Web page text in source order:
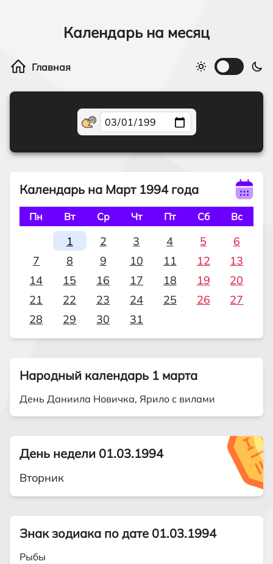
Календарь на месяц
Календарь на Март 1994 года
Пн Вт Ср Чт Пт Сб Вс
1 2 3 4 5
6
7
8 9 10 11 12
13
14
15 16 17 18 19
20
21
22 23 24 25 26
27
28
29 30 31
Народный календарь 1 марта
День Даниила Новичка, Ярило с вилами
День недели 01.03.1994
Вторник
Знак зодиака по дате 01.03.1994
Рыбы